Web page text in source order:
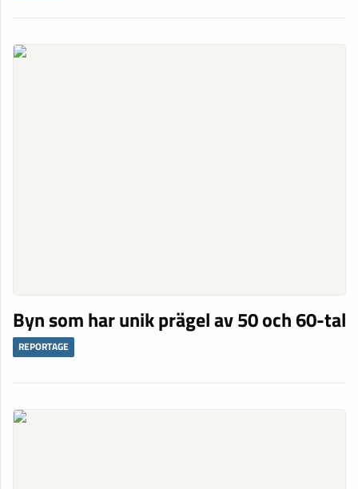
Byn som har unik prägel av 50 och 60-tal
REPORTAGE